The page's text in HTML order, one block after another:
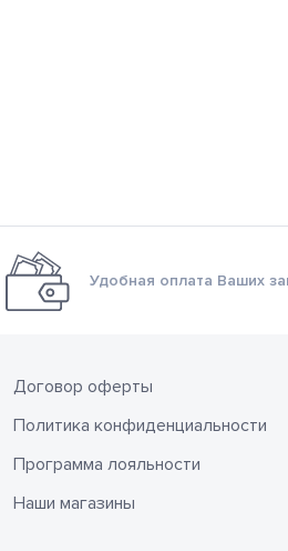
Удобная оплата Ваших
Договор оферты
Политика конфиденциальности
Программа лояльности
Наши магазины